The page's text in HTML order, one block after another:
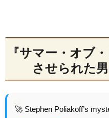
『サマー・オブ
させられた
🚀 Stephen Poliakoff’s